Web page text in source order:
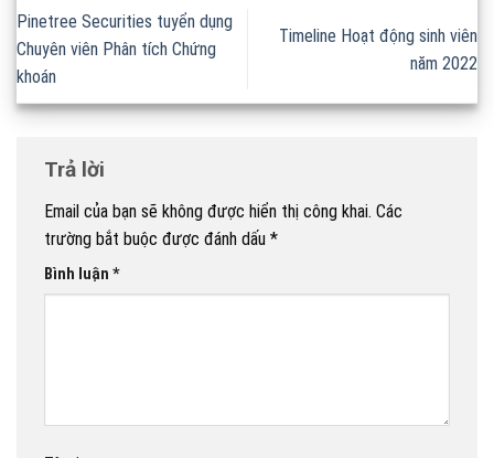
Pinetree Securities tuyển dụng
Chuyên viên Phân tích Chứng
khoán
Timeline Hoạt động sinh viên
năm 2022
Trả lời
Email của bạn sẽ không được hiển thị công khai. Các
trường bắt buộc được đánh dấu *
Bình luận *